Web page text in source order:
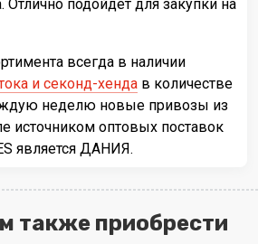
Отлично подойдет для закупки на
всегда в наличии
и секонд-хенда в количестве
неделю новые привозы из
источником оптовых поставок
является ДАНИЯ.
также приобрести